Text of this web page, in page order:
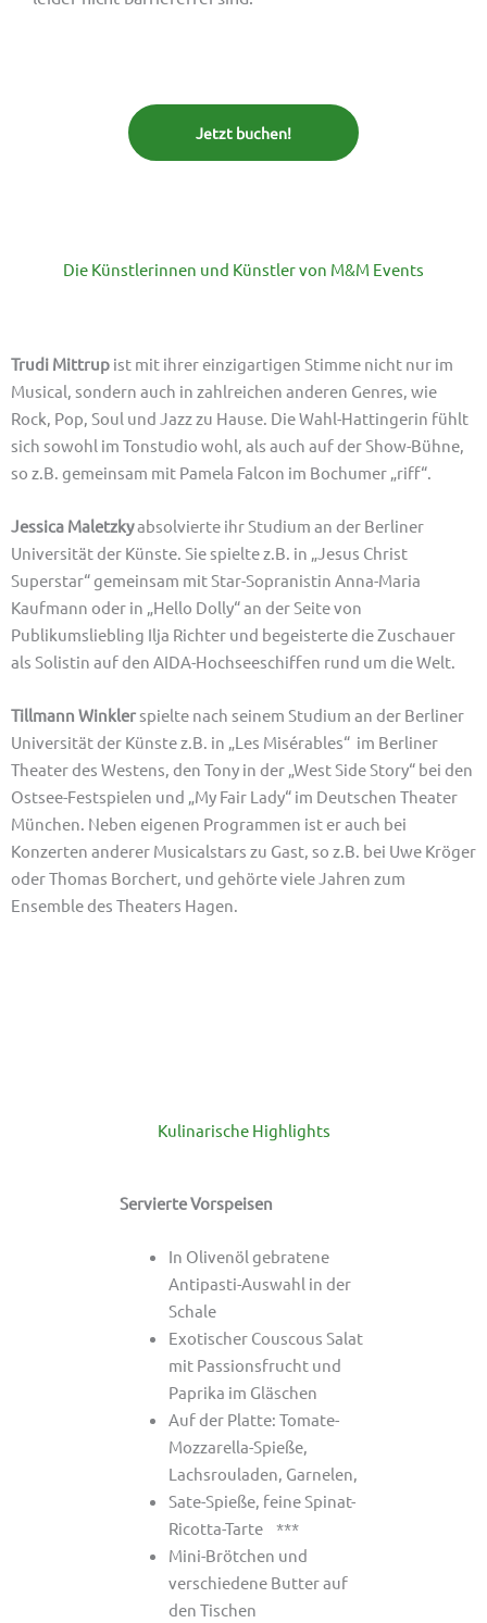
Jetzt buchen!
Die Künstlerinnen und Künstler von M&M Events
Trudi Mittrup ist mit ihrer einzigartigen Stimme nicht nur im
Musical, sondern auch in zahlreichen anderen Genres, wie
Rock, Pop, Soul und Jazz zu Hause. Die Wahl-Hattingerin fühlt
sich sowohl im Tonstudio wohl, als auch auf der Show-Bühne,
so z.B. gemeinsam mit Pamela Falcon im Bochumer „riff“.
Jessica Maletzkyabsolvierte ihr Studium an der Berliner
Universität der Künste. Sie spielte z.B. in „Jesus Christ
Superstar“ gemeinsam mit Star-Sopranistin Anna-Maria
Kaufmann oder in „Hello Dolly“ an der Seite von
Publikumsliebling Ilja Richter und begeisterte die Zuschauer
als Solistin auf den AIDA-Hochseeschiffen rund um die Welt.
Tillmann Winkler spielte nach seinem Studium an der Berliner
Universität der Künste z.B. in „Les Misérables“ im Berliner
Theater des Westens, den Tony in der „West Side Story“ bei den
Ostsee-Festspielen und „My Fair Lady“ im Deutschen Theater
München. Neben eigenen Programmen ist er auch bei
Konzerten anderer Musicalstars zu Gast, so z.B. bei Uwe Kröger
oder Thomas Borchert, und gehörte viele Jahren zum
Ensemble des Theaters Hagen.
Kulinarische Highlights
Servierte Vorspeisen
In Olivenöl gebratene
Antipasti-Auswahl in der
Schale
Exotischer Couscous Salat
mit Passionsfrucht und
Paprika im Gläschen
Auf der Platte: Tomate-
Mozzarella-Spieße,
Lachsrouladen, Garnelen,
Sate-Spieße, feine Spinat-
Ricotta-Tarte ***
Mini-Brötchen und
verschiedene Butter auf
den Tischen